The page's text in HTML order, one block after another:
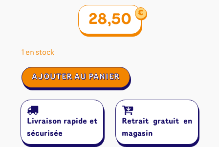
28,50 €
1 en stock
quantité
de
AJOUTER AU PANIER
Livraison rapide et
sécurisée
Retrait gratuit en
magasin